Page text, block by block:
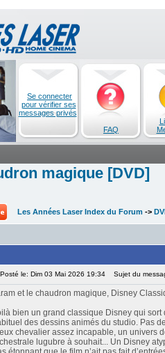
Se connecter
pour vérifier ses
messages privés
FAQ
magique [DVD]
Les Années Laser Index du Forum ->
Posté le: Dim 03 Mai 2026 19:34 Sujet du
et le chaudron magique, Disney
bien un grand classique Disney qui
des dessins animés du studio. Pas
chevalier assez incapable, un univers
lugubre à souhait... Un Disney